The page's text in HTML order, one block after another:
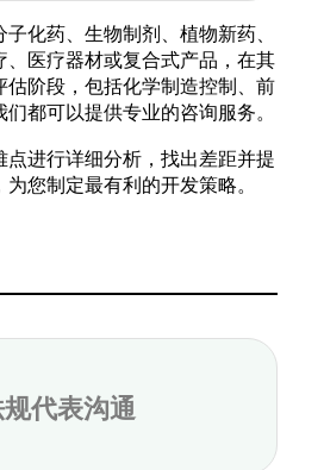
化药、生物制剂、植物新药、
、医疗器材或复合式产品，在其
估阶段，包括化学制造控制、前
都可以提供专业的咨询服务。
点进行详细分析，找出差距并提
您制定最有利的开发策略。
代表沟通